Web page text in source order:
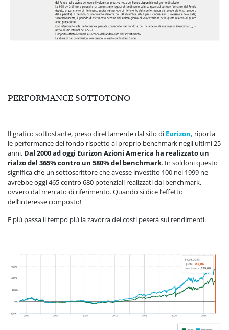
PERFORMANCE SOTTOTONO
Il grafico sottostante, preso direttamente dal sito di Eurizon, riporta
le performance del fondo rispetto al proprio benchmark negli ultimi 25
anni. Dal 2000 ad oggi Eurizon Azioni America ha realizzato un
rialzo del 365% contro un 580% del benchmark. In soldoni questo
significa che un sottoscrittore che avesse investito 100 nel 1999 ne
avrebbe oggi 465 contro 680 potenziali realizzati dal benchmark,
ovvero dal mercato di riferimento. Quando si dice l’effetto
dell’interesse composto!
E più passa il tempo più la zavorra dei costi peserà sui rendimenti.